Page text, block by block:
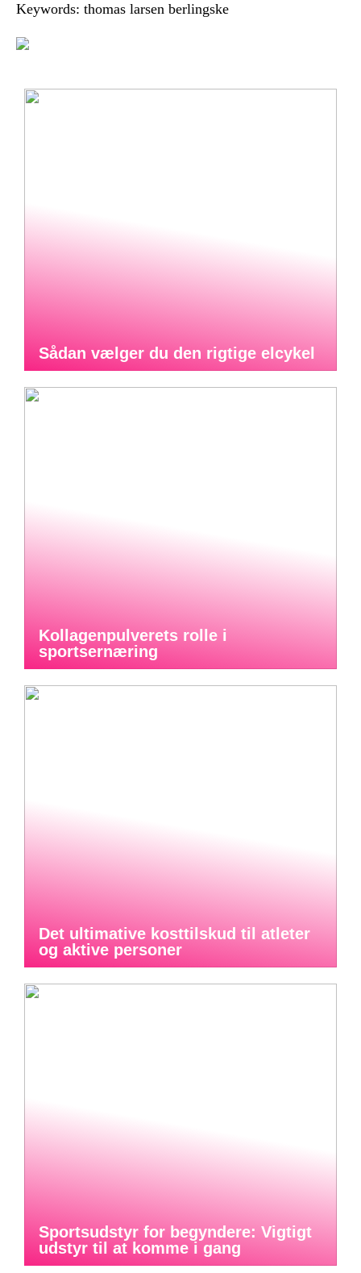
Keywords: thomas larsen berlingske
Sådan vælger du den rigtige elcykel
Kollagenpulverets rolle i
sportsernæring
Det ultimative kosttilskud til atleter
og aktive personer
Sportsudstyr for begyndere: Vigtigt
udstyr til at komme i gang